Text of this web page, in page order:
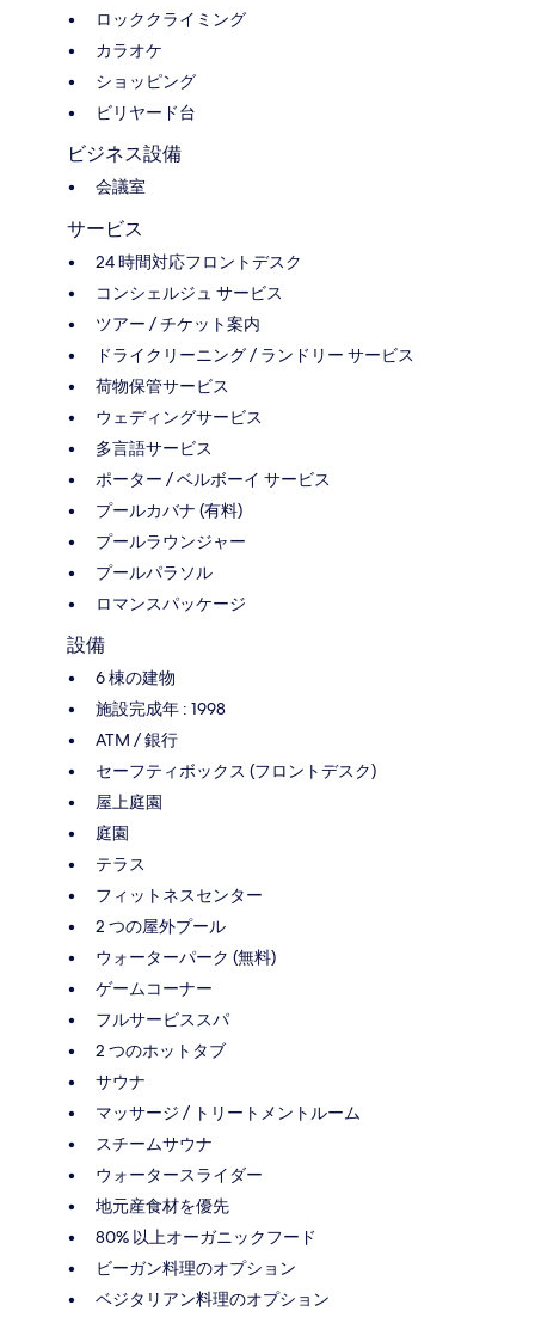
ロッククライミング
カラオケ
ショッピング
ビリヤード台
ビジネス設備
会議室
サービス
24 時間対応フロントデスク
コンシェルジュ サービス
ツアー / チケット案内
ドライクリーニング / ランドリー サービス
荷物保管サービス
ウェディングサービス
多言語サービス
ポーター / ベルボーイ サービス
プールカバナ (有料)
プールラウンジャー
プールパラソル
ロマンスパッケージ
設備
6 棟の建物
施設完成年 : 1998
ATM / 銀行
セーフティボックス (フロントデスク)
屋上庭園
庭園
テラス
フィットネスセンター
2 つの屋外プール
ウォーターパーク (無料)
ゲームコーナー
フルサービススパ
2 つのホットタブ
サウナ
マッサージ / トリートメントルーム
スチームサウナ
ウォータースライダー
地元産食材を優先
80% 以上オーガニックフード
ビーガン料理のオプション
ベジタリアン料理のオプション